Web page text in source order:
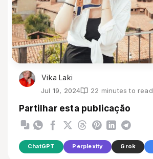
Vika Laki
Jul 19, 2024 22 minutes to read
Partilhar esta publicação
ChatGPT Perplexity Grok